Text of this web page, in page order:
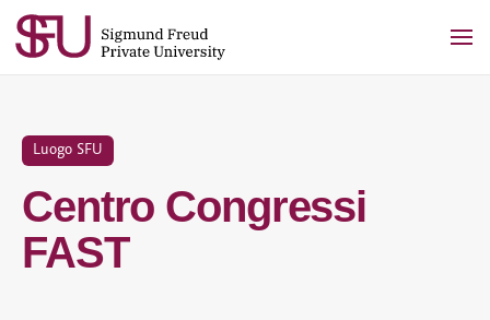
Luogo SFU
Centro Congressi
FAST